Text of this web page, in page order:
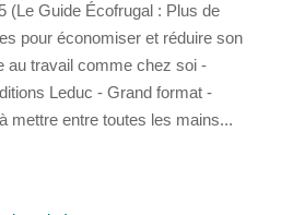
(Le Guide Écofrugal : Plus de
pour économiser et réduire son
au travail comme chez soi -
Leduc - Grand format -
mettre entre toutes les mains...